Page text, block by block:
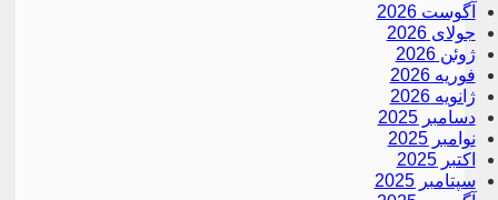
آگوست 2026
جولای 2026
ژوئن 2026
فوریه 2026
ژانویه 2026
دسامبر 2025
نوامبر 2025
اکتبر 2025
سپتامبر 2025